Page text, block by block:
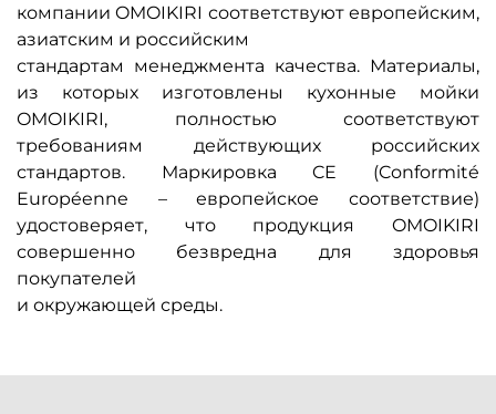
компании OMOIKIRI соответствуют европейским,
азиатским и российским
стандартам менеджмента качества. Материалы,
из которых изготовлены кухонные мойки
OMOIKIRI, полностью соответствуют
требованиям действующих российских
стандартов. Маркировка CE (Conformité
Européenne – европейское соответствие)
удостоверяет, что продукция OMOIKIRI
совершенно безвредна для здоровья
покупателей
и окружающей среды.